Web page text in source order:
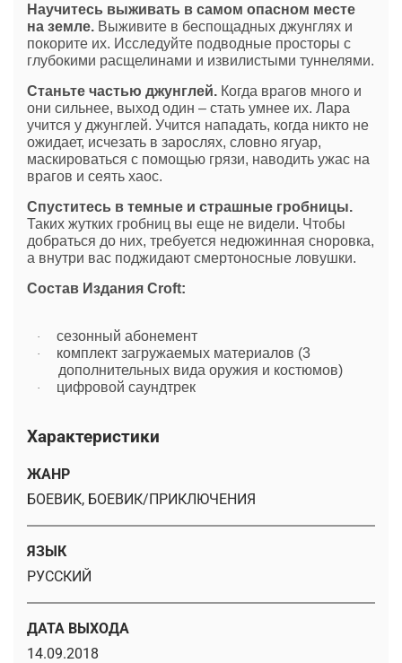
Научитесь выживать в самом опасном месте
на земле. Выживите в беспощадных джунглях и
покорите их. Исследуйте подводные просторы с
глубокими расщелинами и извилистыми туннелями.
Станьте частью джунглей. Когда врагов много и
они сильнее, выход один – стать умнее их. Лара
учится у джунглей. Учится нападать, когда никто не
ожидает, исчезать в зарослях, словно ягуар,
маскироваться с помощью грязи, наводить ужас на
врагов и сеять хаос.
Спуститесь в темные и страшные гробницы.
Таких жутких гробниц вы еще не видели. Чтобы
добраться до них, требуется недюжинная сноровка,
а внутри вас поджидают смертоносные ловушки.
Состав Издания Croft:
· сезонный абонемент
·
комплект загружаемых материалов (3
дополнительных вида оружия и костюмов)
· цифровой саундтрек
Характеристики
ЖАНР
БОЕВИК, БОЕВИК/ПРИКЛЮЧЕНИЯ
ЯЗЫК
РУССКИЙ
ДАТА ВЫХОДА
14.09.2018